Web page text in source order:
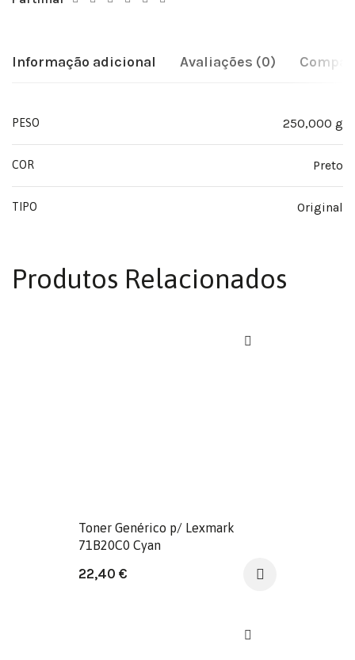
Informação adicional Avaliações (0)
PESO 250,000 g
COR Preto
TIPO Original
Produtos Relacionados
Toner Genérico p/ Lexmark
71B20C0 Cyan
22,40 €